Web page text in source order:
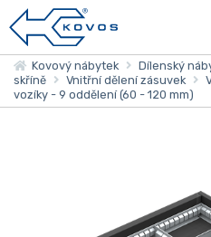
Kovový nábytek Dílenský
skříně
Vnitřní dělení zásuvek
vozíky - 9 oddělení (60 - 120 mm)